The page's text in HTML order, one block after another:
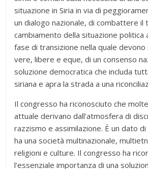
situazione in Siria in via di
un dialogo nazionale, di combattere il
cambiamento della situazione politica
fase di transizione nella quale
vere, libere e eque, di un consenso
soluzione democratica che includa
siriana e apra la strada a una
Il congresso ha riconosciuto che
attuale derivano dall’atmosfera di
razzismo e assimilazione. È un dato
ha una società multinazionale,
religioni e culture. Il congresso ha
l’essenziale importanza di una